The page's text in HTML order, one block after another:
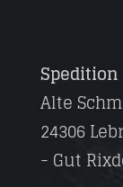
Alte
24306
- Gut